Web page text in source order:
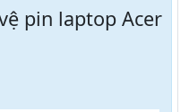
pin laptop Acer